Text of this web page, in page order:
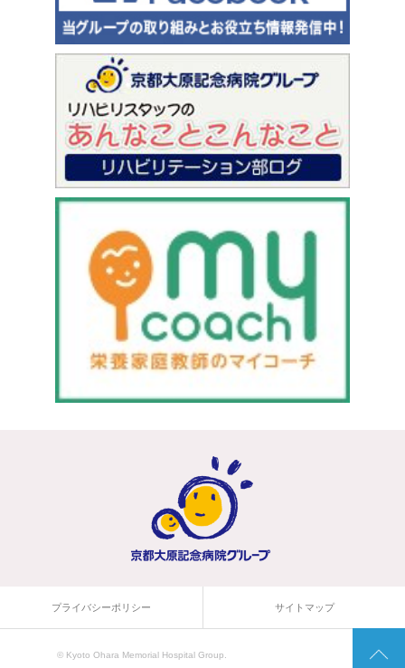
プライバシーポリシー サイトマップ
© Kyoto Ohara Memorial Hospital Group.